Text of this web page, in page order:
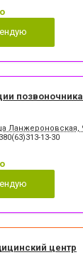
Ланжероновская,
13-30
центр